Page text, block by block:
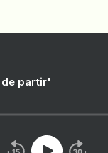
de partir"